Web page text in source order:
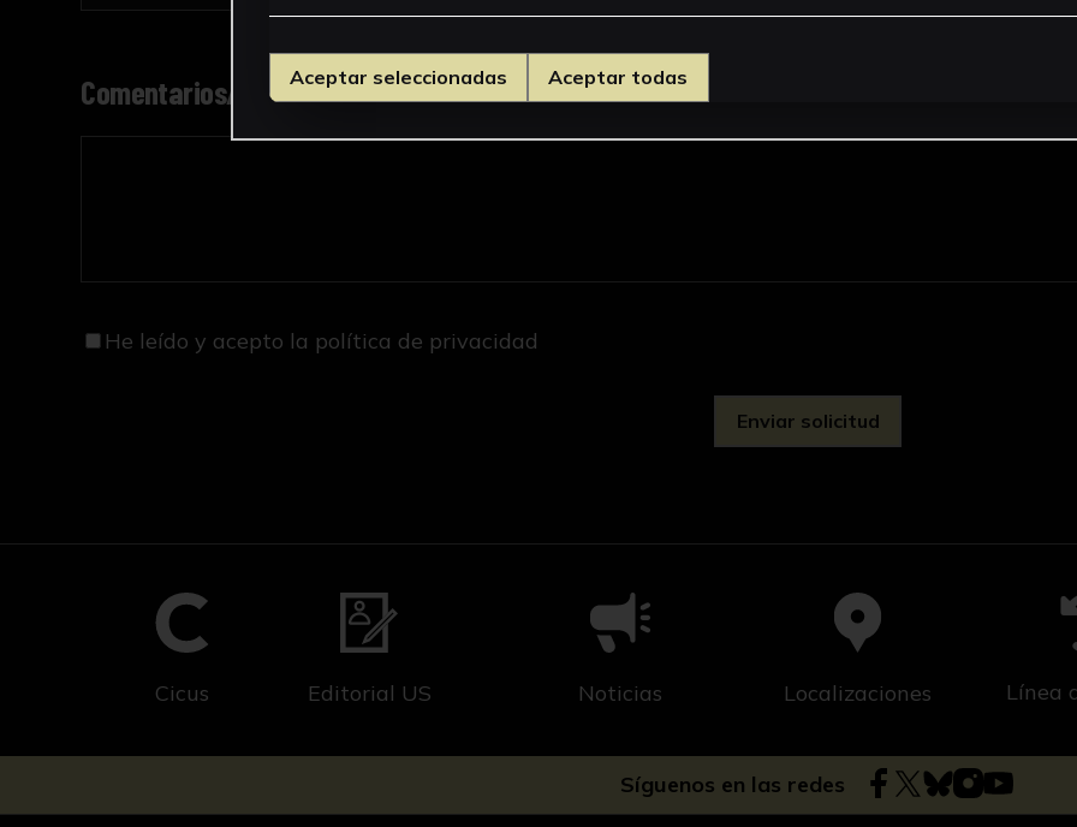
Comentarios/motivo de la solicitud *
He leído y acepto la política de privacidad
Cicus Editorial US Noticias Localizaciones Línea
Síguenos en las redes
Aceptar seleccionadas Aceptar todas